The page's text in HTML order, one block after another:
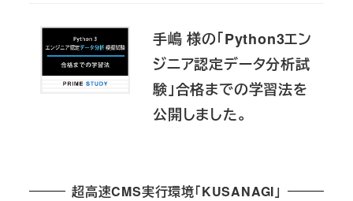
手嶋 様の「Python3エン
ジニア認定データ分析試
験」合格までの学習法を
公開しました。
超高速CMS実行環境「KUSANAGI」